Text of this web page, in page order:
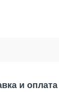
и оплата